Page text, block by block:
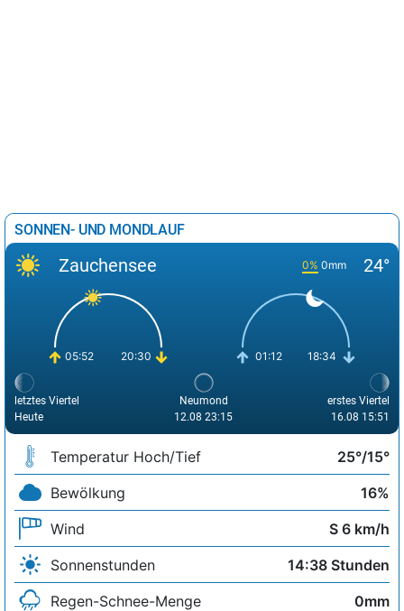
SONNEN- UND MONDLAUF
Zauchensee 0% 0mm 24°
05:52 20:30 01:12 18:34
letztes Viertel
Heute
Neumond
12.08 23:15
erstes Viertel
16.08 15:51
Temperatur Hoch/Tief
25°/15°
Bewölkung
16%
Wind
S 6 km/h
Sonnenstunden
14:38 Stunden
Regen-Schnee-Menge
0mm